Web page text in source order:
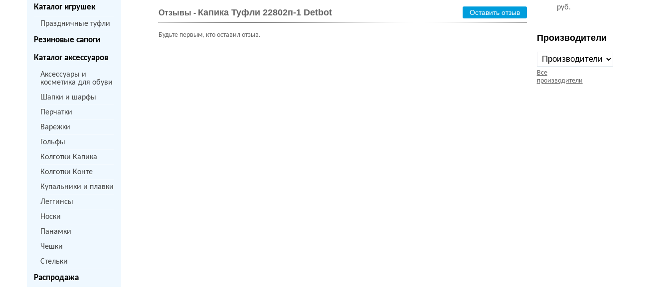
Каталог игрушек
Праздничные туфли
Резиновые сапоги
Каталог аксессуаров
Аксессуары и
косметика для обуви
Шапки и шарфы
Перчатки
Варежки
Гольфы
Колготки Капика
Колготки Конте
Купальники и плавки
Леггинсы
Носки
Панамки
Чешки
Стельки
Распродажа
Отзывы - Капика Туфли 22802п-1 Detbot Оставить отзыв
Будьте первым, кто оставил отзыв.
руб.
Производители
Все
производители